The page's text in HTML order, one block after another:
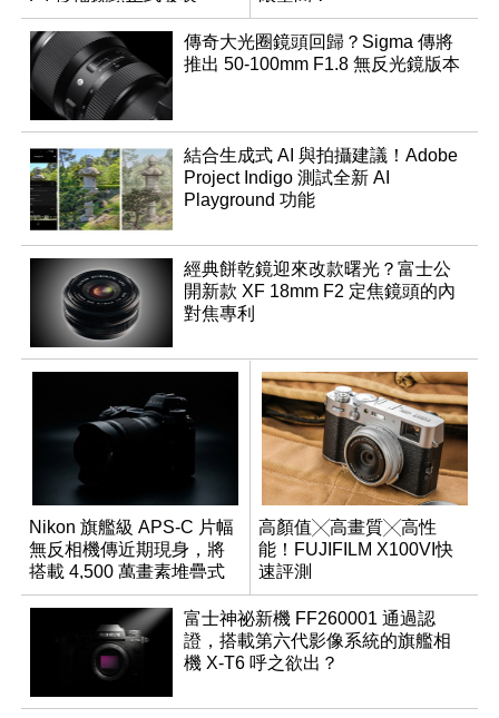
傳奇大光圈鏡頭回歸？Sigma 傳將
推出 50-100mm F1.8 無反光鏡版本
結合生成式 AI 與拍攝建議！Adobe
Project Indigo 測試全新 AI
Playground 功能
經典餅乾鏡迎來改款曙光？富士公
開新款 XF 18mm F2 定焦鏡頭的內
對焦專利
Nikon 旗艦級 APS-C 片幅
無反相機傳近期現身，將
搭載 4,500 萬畫素堆疊式
感光元件？
高顏值╳高畫質╳高性
能！FUJIFILM X100VI快
速評測
富士神祕新機 FF260001 通過認
證，搭載第六代影像系統的旗艦相
機 X-T6 呼之欲出？